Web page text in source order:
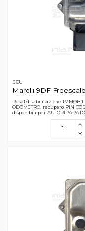
ECU
Marelli 9DF
Reset/disabilitazione
ODOMETRO, recupero PIN
disponibili per